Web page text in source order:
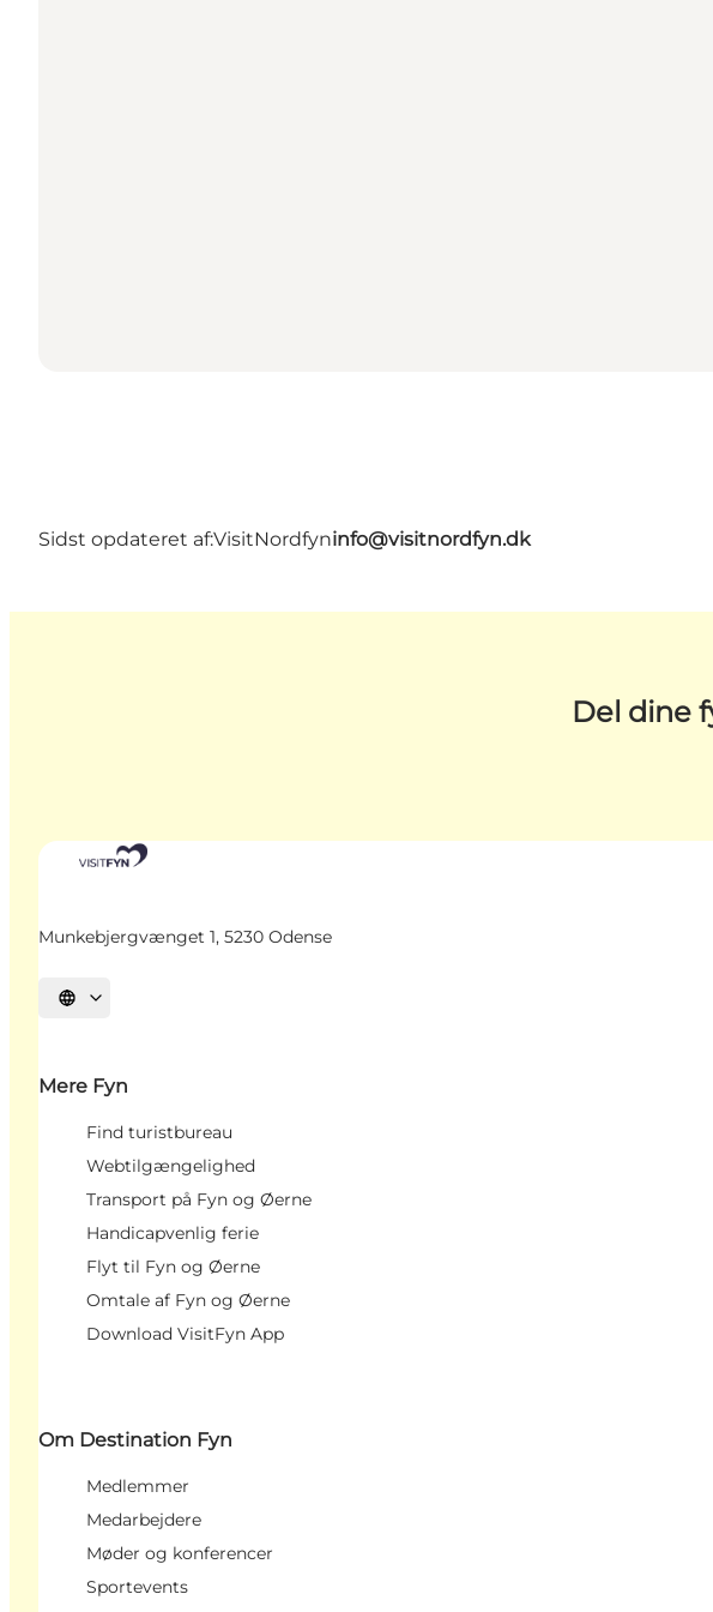
Sidst opdateret af:VisitNordfyninfo@visitnordfyn.dk
Del dine
Munkebjergvænget 1, 5230 Odense
Vælg sprog
Mere Fyn
Find turistbureau
Webtilgængelighed
Transport på Fyn og Øerne
Handicapvenlig ferie
Flyt til Fyn og Øerne
Omtale af Fyn og Øerne
Download VisitFyn App
Om Destination Fyn
Medlemmer
Medarbejdere
Møder og konferencer
Sportevents